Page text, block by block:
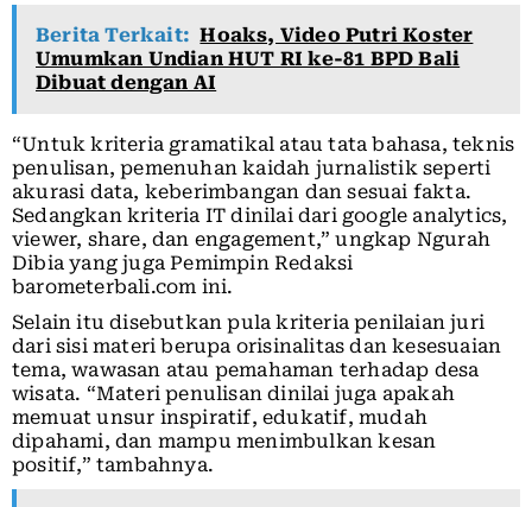
Berita Terkait: Hoaks, Video Putri Koster
Umumkan Undian HUT RI ke-81 BPD Bali
Dibuat dengan AI
“Untuk kriteria gramatikal atau tata bahasa, teknis
penulisan, pemenuhan kaidah jurnalistik seperti
akurasi data, keberimbangan dan sesuai fakta.
Sedangkan kriteria IT dinilai dari google analytics,
viewer, share, dan engagement,” ungkap Ngurah
Dibia yang juga Pemimpin Redaksi
barometerbali.com ini.
Selain itu disebutkan pula kriteria penilaian juri
dari sisi materi berupa orisinalitas dan kesesuaian
tema, wawasan atau pemahaman terhadap desa
wisata. “Materi penulisan dinilai juga apakah
memuat unsur inspiratif, edukatif, mudah
dipahami, dan mampu menimbulkan kesan
positif,” tambahnya.